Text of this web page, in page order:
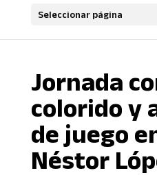
Seleccionar página
Jornada
colorido y
de juego
Néstor